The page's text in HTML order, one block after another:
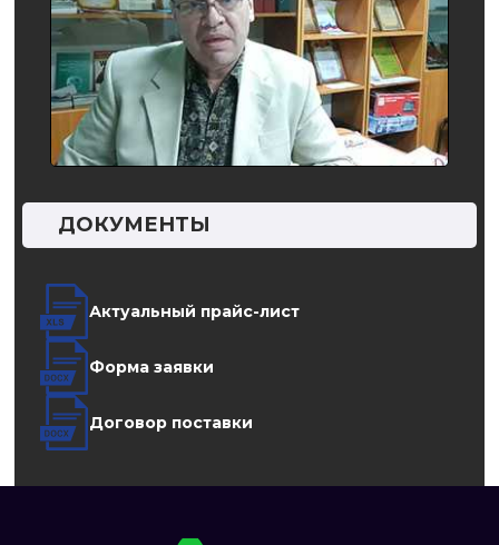
ДОКУМЕНТЫ
Актуальный прайс-лист
Форма заявки
Договор поставки